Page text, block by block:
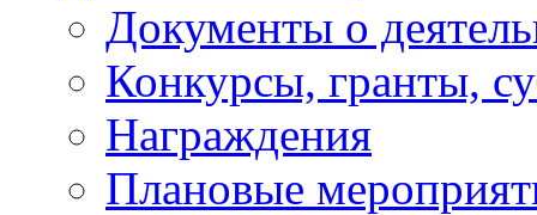
Документы о
Конкурсы, гранты,
Награждения
Плановые